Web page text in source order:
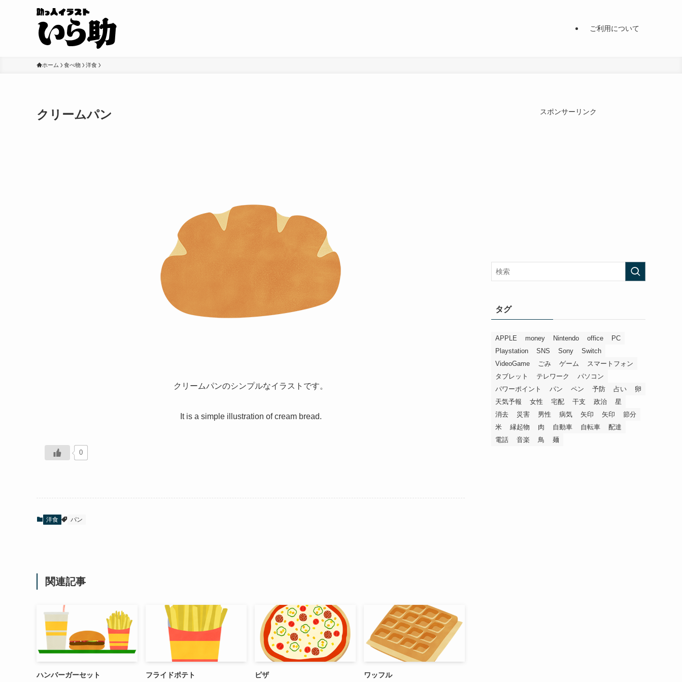
ご利用について
ホーム 食べ物 洋食
クリームパン
クリームパンのシンプルなイラストです。
It is a simple illustration of cream bread.
0
洋食 パン
関連記事
ハンバーガーセット フライドポテト ピザ ワッフル
スポンサーリンク
タグ
APPLE money Nintendo office
PC
Playstation
SNS Sony
Switch
VideoGame
ごみ ゲーム
スマートフォン
タブレット
テレワーク
パソコン
パワーポイント
パン ペン 予防 占い
卵
天気予報
女性 宅配 干支 政治
星
消去
災害 男性 病気 矢印 矢印
節分
米
縁起物 肉 自動車 自転車
配達
電話
音楽 鳥 麺